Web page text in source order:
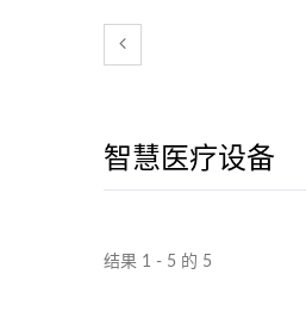
智慧医疗设备
结果 1 - 5 的 5